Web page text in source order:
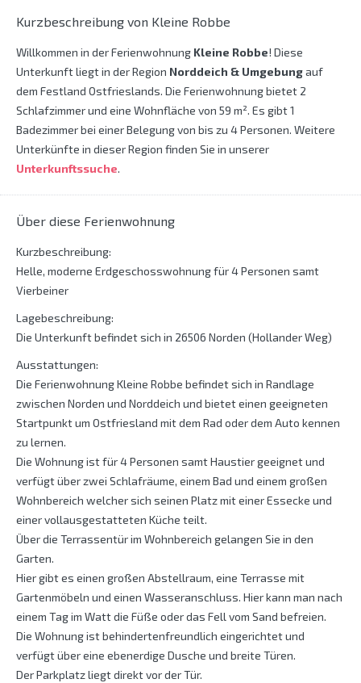
Kurzbeschreibung von Kleine Robbe
Willkommen in der Ferienwohnung Kleine Robbe! Diese
Unterkunft liegt in der Region Norddeich & Umgebungauf
dem Festland Ostfrieslands. Die Ferienwohnung bietet 2
Schlafzimmer und eine Wohnfläche von 59 m². Es gibt 1
Badezimmer bei einer Belegung von bis zu 4 Personen. Weitere
Unterkünfte in dieser Region finden Sie in unserer
Unterkunftssuche.
Über diese Ferienwohnung
Kurzbeschreibung:
Helle, moderne Erdgeschosswohnung für 4 Personen samt
Vierbeiner
Lagebeschreibung:
Die Unterkunft befindet sich in 26506 Norden (Hollander Weg)
Ausstattungen:
Die Ferienwohnung Kleine Robbe befindet sich in Randlage
zwischen Norden und Norddeich und bietet einen geeigneten
Startpunkt um Ostfriesland mit dem Rad oder dem Auto kennen
zu lernen.
Die Wohnung ist für 4 Personen samt Haustier geeignet und
verfügt über zwei Schlafräume, einem Bad und einem großen
Wohnbereich welcher sich seinen Platz mit einer Essecke und
einer vollausgestatteten Küche teilt.
Über die Terrassentür im Wohnbereich gelangen Sie in den
Garten.
Hier gibt es einen großen Abstellraum, eine Terrasse mit
Gartenmöbeln und einen Wasseranschluss. Hier kann man nach
einem Tag im Watt die Füße oder das Fell vom Sand befreien.
Die Wohnung ist behindertenfreundlich eingerichtet und
verfügt über eine ebenerdige Dusche und breite Türen.
Der Parkplatz liegt direkt vor der Tür.